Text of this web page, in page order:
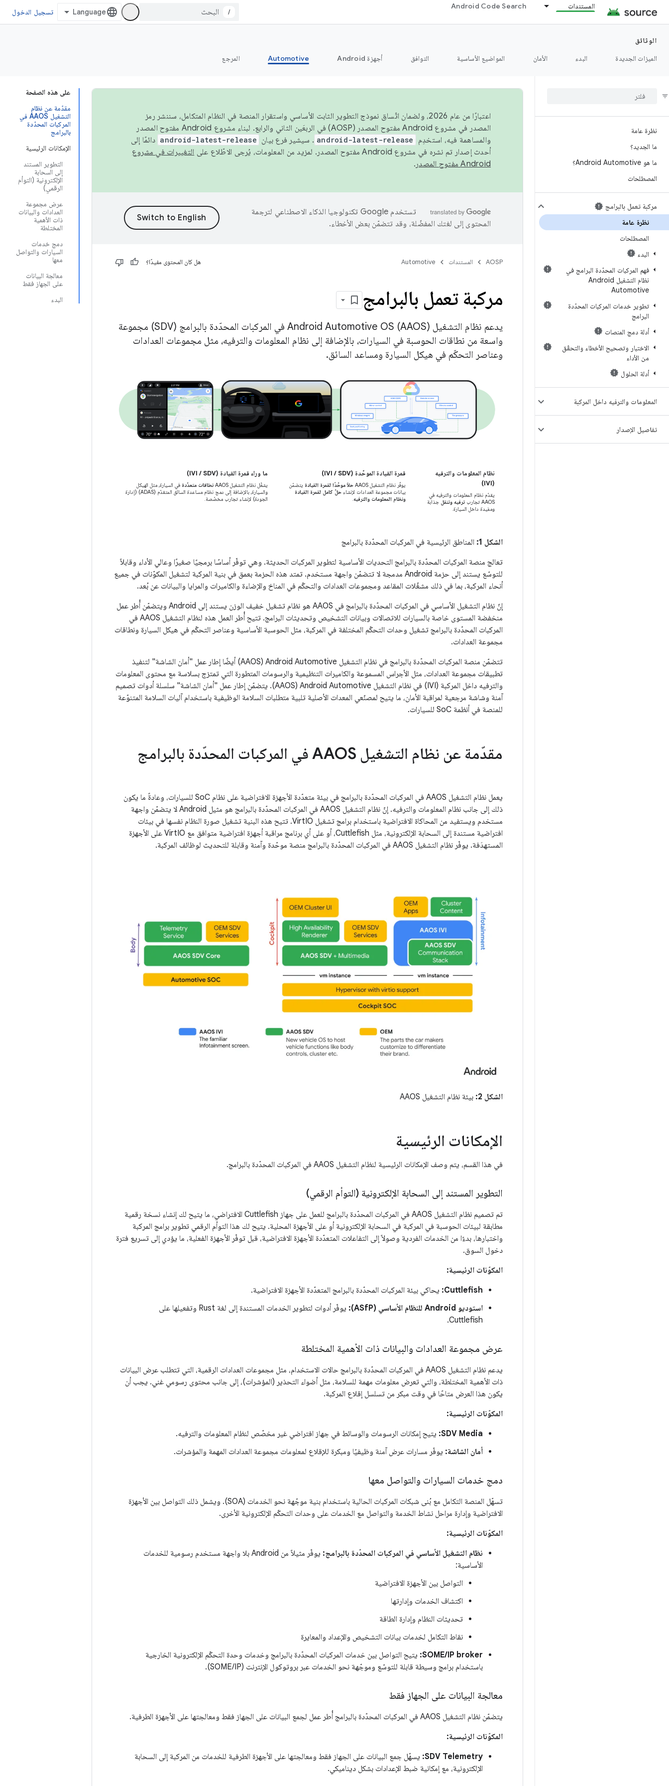
المستندات Android Code Search
/ تسجيل الدخول
الوثائق
الميزات الجديدة
البدء الأمان المواضيع الأساسية التوافق أجهزة Android Automotive المرجع
نظرة عامة
ما الجديد؟
ما هو Android Automotive؟
المصطلحات
مركبة تعمل بالبرامج
نظرة عامة
المصطلحات
البدء
فهم المركبات المحدّدة البرامج في
نظام التشغيل Android
Automotive
تطوير خدمات المركبات المحدّدة
البرامج
أدلة دمج المنصات
الاختبار وتصحيح الأخطاء والتحقّق
من الأداء
أدلة الحلول
المعلومات والترفيه داخل المركبة
تفاصيل الإصدار
على هذه الصفحة
مقدّمة عن نظام
التشغيل AAOS في
المركبات المحدّدة
بالبرامج
الإمكانات الرئيسية
التطوير المستند
إلى السحابة
الإلكترونية (التوأم
الرقمي)
عرض مجموعة
العدادات والبيانات
ذات الأهمية
المختلطة
دمج خدمات
السيارات والتواصل
معها
معالجة البيانات
على الجهاز فقط
البدء
اعتبارًا من عام 2026، ولضمان اتّساق نموذج التطوير الثابت الأساسي واستقرار المنصة في النظام المتكامل، سننشر رمز
المصدر في مشروع Android مفتوح المصدر (AOSP) في الربعَين الثاني والرابع. لبناء مشروع Android مفتوح المصدر
والمساهمة فيه، استخدِم
android-latest-release . سيشير فرع بيان android-latest-release دائمًا إلى
أحدث إصدار تم نشره في مشروع Android مفتوح المصدر. لمزيد من المعلومات، يُرجى الاطّلاع على
التغييرات في مشروع
Android مفتوح المصدر
.
تستخدم Google تكنولوجيا الذكاء الاصطناعي لترجمة
المحتوى إلى لغتك المفضّلة، وقد تتضمّن بعض الأخطاء.
AOSP المستندات Automotive هل كان المحتوى مفيدًا؟
مركبة تعمل بالبرامج
يدعم نظام التشغيل Android Automotive OS (AAOS) في المركبات المحدّدة بالبرامج (SDV) مجموعة
واسعة من نطاقات الحوسبة في السيارات، بالإضافة إلى نظام المعلومات والترفيه، مثل مجموعات العدادات
وعناصر التحكّم في هيكل السيارة ومساعد السائق.
نظام المعلومات والترفيه
(IVI)
يقدّم نظام المعلومات والترفيه في
AAOS تجارب
ترفيه وتنقل جذابة
ومفيدة داخل السيارة.
قمرة القيادة الموحّدة (IVI / SDV)
يوفّر نظام التشغيل AAOS حلاً موحّدًا لقمرة القيادة يتضمّن
بيانات مجموعة العدادات لإنشاء حلّ كامل لقمرة القيادة
ونظام المعلومات والترفيه
ما وراء قمرة القيادة (IVI / SDV)
يشغّل نظام التشغيل AAOS نطاقات متعدّدة في السيارة، مثل الهيكل
والسيارة، بالإضافة إلى دمج نظام مساعدة السائق المتقدّم (ADAS) (إدارة
الجودة) لإنشاء تجارب مخصّصة.
الشكل 1:
المناطق الرئيسية في المركبات المحدّدة بالبرامج
تعالج منصة المركبات المحدّدة بالبرامج التحديات الأساسية لتطوير المركبات الحديثة. وهي توفّر أساسًا برمجيًا صغيرًا وعالي الأداء وقابلاً
للتوسّع يستند إلى حزمة Android مدمجة لا تتضمّن واجهة مستخدم. تمتد هذه الحزمة بعمق في بنية المركبة لتشغيل المكوّنات في جميع
أنحاء المركبة، بما في ذلك مشغّلات المقاعد ومجموعات العدادات والتحكّم في المناخ والإضاءة والكاميرات والمرايا والبيانات عن بُعد.
إنّ نظام التشغيل الأساسي في المركبات المحدّدة بالبرامج في AAOS هو نظام تشغيل خفيف الوزن يستند إلى Android ويتضمّن أُطر عمل
منخفضة المستوى خاصة بالسيارات للاتصالات وبيانات التشخيص وتحديثات البرامج. تتيح أُطر العمل هذه لنظام التشغيل AAOS في
المركبات المحدّدة بالبرامج تشغيل وحدات التحكّم المختلفة في المركبة، مثل الحوسبة الأساسية وعناصر التحكّم في هيكل السيارة ونطاقات
مجموعة العدادات.
تتضمّن منصة المركبات المحدّدة بالبرامج في نظام التشغيل Android Automotive ‏(AAOS) أيضًا إطار عمل "أمان الشاشة" لتنفيذ
تطبيقات مجموعة العدادات، مثل الأجراس المسموعة والكاميرات التنظيمية والرسومات المتطورة التي تمتزج بسلاسة مع محتوى المعلومات
والترفيه داخل المركبة (IVI) في نظام التشغيل Android Automotive ‏(AAOS). يتضمّن إطار عمل "أمان الشاشة" سلسلة أدوات تصميم
آمنة وشاشة مرجعية لمراقبة الأمان، ما يتيح لمصنّعي المعدات الأصلية تلبية متطلبات السلامة الوظيفية باستخدام آليات السلامة المتنوّعة
للمنصة في أنظمة SoC للسيارات.
مقدّمة عن نظام التشغيل AAOS في المركبات المحدّدة بالبرامج
يعمل نظام التشغيل AAOS في المركبات المحدّدة بالبرامج في بيئة متعدّدة الأجهزة الافتراضية على نظام SoC للسيارات، وعادةً ما يكون
ذلك إلى جانب نظام المعلومات والترفيه. إنّ نظام التشغيل AAOS في المركبات المحدّدة بالبرامج هو مثيل Android لا يتضمّن واجهة
مستخدم ويستفيد من المحاكاة الافتراضية باستخدام برامج تشغيل VirtIO. تتيح هذه البنية تشغيل صورة النظام نفسها في بيئات
افتراضية مستندة إلى السحابة الإلكترونية، مثل Cuttlefish، أو على أي برنامج مراقبة أجهزة افتراضية متوافق مع VirtIO على الأجهزة
المستهدَفة. يوفّر نظام التشغيل AAOS في المركبات المحدّدة بالبرامج منصة موحّدة وآمنة وقابلة للتحديث لوظائف المركبة.
الشكل 2: بيئة نظام التشغيل AAOS
الإمكانات الرئيسية
في هذا القسم، يتم وصف الإمكانات الرئيسية لنظام التشغيل AAOS في المركبات المحدّدة بالبرامج.
التطوير المستند إلى السحابة الإلكترونية (التوأم الرقمي)
تم تصميم نظام التشغيل AAOS في المركبات المحدّدة بالبرامج للعمل على جهاز Cuttlefish الافتراضي، ما يتيح لك إنشاء نسخة رقمية
مطابقة لبيئات الحوسبة في المركبة في السحابة الإلكترونية أو على الأجهزة المحلية. يتيح لك هذا التوأم الرقمي تطوير برامج المركبة
واختبارها، بدءًا من الخدمات الفردية وصولاً إلى التفاعلات المتعدّدة الأجهزة الافتراضية، قبل توفّر الأجهزة الفعلية، ما يؤدي إلى تسريع فترة
دخول السوق.
المكوّنات الرئيسية:
Cuttlefish: يحاكي بيئة المركبات المحدّدة بالبرامج المتعدّدة الأجهزة الافتراضية.
استوديو Android للنظام الأساسي (ASfP):
يوفّر أدوات لتطوير الخدمات المستندة إلى لغة Rust وتفعيلها على
Cuttlefish.
عرض مجموعة العدادات والبيانات ذات الأهمية المختلطة
يدعم نظام التشغيل AAOS في المركبات المحدّدة بالبرامج حالات الاستخدام، مثل مجموعات العدادات الرقمية، التي تتطلب عرض البيانات
ذات الأهمية المختلطة، والتي تعرض معلومات مهمة للسلامة، مثل أضواء التحذير (المؤشرات)، إلى جانب محتوى رسومي غني. يجب أن
يكون هذا العرض متاحًا في وقت مبكر من تسلسل إقلاع المركبة.
المكوّنات الرئيسية:
SDV Media: يتيح إمكانات الرسومات والوسائط في جهاز افتراضي غير مخصّص لنظام المعلومات والترفيه.
أمان الشاشة: يوفّر مسارات عرض آمنة وظيفيًا ومبكرة للإقلاع لمعلومات مجموعة العدادات المهمة والمؤشرات.
دمج خدمات السيارات والتواصل معها
تسهّل المنصة التكامل مع بُنى شبكات المركبات الحالية باستخدام بنية موجّهة نحو الخدمات (SOA). ويشمل ذلك التواصل بين الأجهزة
الافتراضية وإدارة مراحل نشاط الخدمة والتواصل مع الخدمات على وحدات التحكّم الإلكترونية الأخرى.
المكوّنات الرئيسية:
نظام التشغيل الأساسي في المركبات المحدّدة بالبرامج:
يوفّر مثيلاً من Android بلا واجهة مستخدم رسومية للخدمات
الأساسية:
التواصل بين الأجهزة الافتراضية
اكتشاف الخدمات وإدارتها
تحديثات النظام وإدارة الطاقة
نقاط التكامل لخدمات بيانات التشخيص والإعداد والمعايرة
SOME/IP broker: يتيح التواصل بين خدمات المركبات المحدّدة بالبرامج وخدمات وحدة التحكّم الإلكترونية الخارجية
باستخدام برامج وسيطة قابلة للتوسّع وموجّهة نحو الخدمات عبر بروتوكول الإنترنت (SOME/IP).
معالجة البيانات على الجهاز فقط
يتضمّن نظام التشغيل AAOS في المركبات المحدّدة بالبرامج أُطر عمل لجمع البيانات على الجهاز فقط ومعالجتها على الأجهزة الطرفية.
المكوّنات الرئيسية:
SDV Telemetry: يسهّل جمع البيانات على الجهاز فقط ومعالجتها على الأجهزة الطرفية للخدمات من المركبة إلى السحابة
الإلكترونية، مع إمكانية ضبط الإعدادات بشكل ديناميكي.